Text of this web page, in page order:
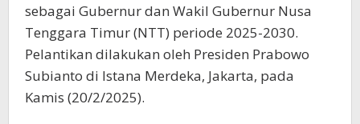
sebagai Gubernur dan Wakil Gubernur Nusa
Tenggara Timur (NTT) periode 2025-2030.
Pelantikan dilakukan oleh Presiden Prabowo
Subianto di Istana Merdeka, Jakarta, pada
Kamis (20/2/2025).